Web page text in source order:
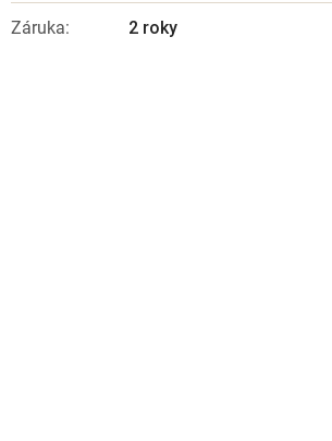
Záruka: 2 roky